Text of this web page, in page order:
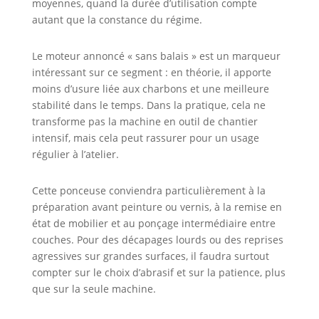
excentrique de 6 pouces utilise du
papier abrasif en maille
réduire les obstructions causées
par l'accumulation de poussière.
Cette machine est adaptée pour le
polissage de base et
intermédiaire. La ponceuse est
compatible avec des aspirateurs
de Ø 35 pour une aspiration
EC sans balais à 4000 tr/min offre
une puissance et une durabilité
inégalées jour après jour 【Design
ergonomique】La forme de la
poignée s'adapte à votre main
comme un gant. Avec un poids de
seulement 1,37 kg (sans câble), elle
moyennes, quand la durée d’utilisation compte
autant que la constance du régime.
Le moteur annoncé « sans balais » est un marqueur
intéressant sur ce segment : en théorie, il apporte
moins d’usure liée aux charbons et une meilleure
stabilité dans le temps. Dans la pratique, cela ne
transforme pas la machine en outil de chantier
intensif, mais cela peut rassurer pour un usage
régulier à l’atelier.
Cette ponceuse conviendra particulièrement à la
préparation avant peinture ou vernis, à la remise en
état de mobilier et au ponçage intermédiaire entre
couches. Pour des décapages lourds ou des reprises
agressives sur grandes surfaces, il faudra surtout
compter sur le choix d’abrasif et sur la patience, plus
que sur la seule machine.